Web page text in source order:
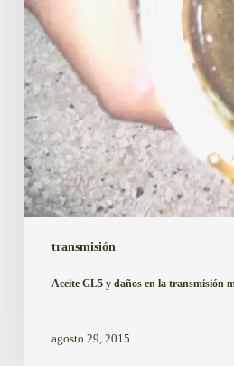
transmisión
transmisión
manual
sincronizada
Aceite GL5 y daños en la transmisión
agosto 29, 2015